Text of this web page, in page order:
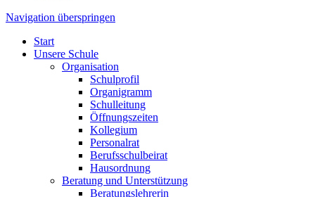
Navigation überspringen
Start
Unsere Schule
Organisation
Schulprofil
Organigramm
Schulleitung
Öffnungszeiten
Kollegium
Personalrat
Berufsschulbeirat
Hausordnung
Beratung und Unterstützung
Beratungslehrerin